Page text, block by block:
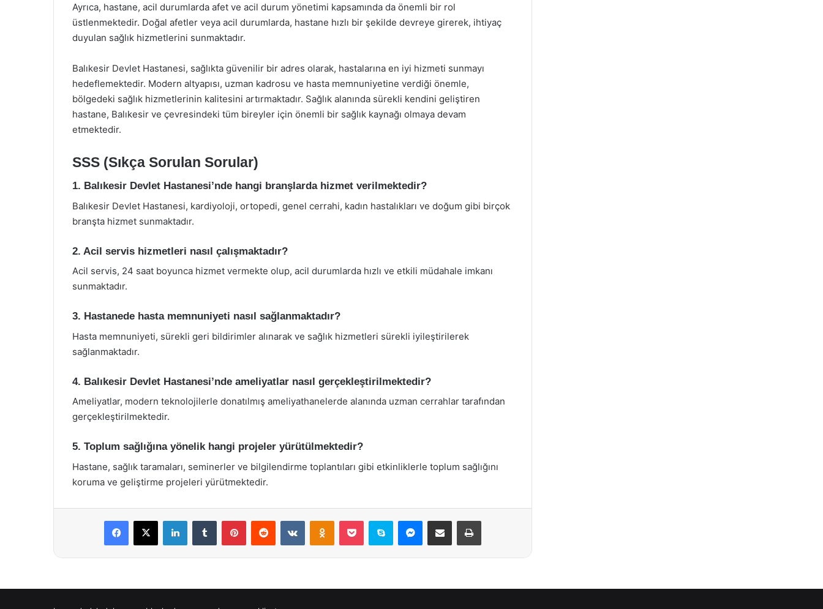
Ayrıca, hastane, acil durumlarda afet ve acil durum yönetimi kapsamında da önemli bir rol
üstlenmektedir. Doğal afetler veya acil durumlarda, hastane hızlı bir şekilde devreye girerek, ihtiyaç
duyulan sağlık hizmetlerini sunmaktadır.
Balıkesir Devlet Hastanesi, sağlıkta güvenilir bir adres olarak, hastalarına en iyi hizmeti sunmayı
hedeflemektedir. Modern altyapısı, uzman kadrosu ve hasta memnuniyetine verdiği önemle,
bölgedeki sağlık hizmetlerinin kalitesini artırmaktadır. Sağlık alanında sürekli kendini geliştiren
hastane, Balıkesir ve çevresindeki tüm bireyler için önemli bir sağlık kaynağı olmaya devam
etmektedir.
SSS (Sıkça Sorulan Sorular)
1. Balıkesir Devlet Hastanesi’nde hangi branşlarda hizmet verilmektedir?
Balıkesir Devlet Hastanesi, kardiyoloji, ortopedi, genel cerrahi, kadın hastalıkları ve doğum gibi birçok
branşta hizmet sunmaktadır.
2. Acil servis hizmetleri nasıl çalışmaktadır?
Acil servis, 24 saat boyunca hizmet vermekte olup, acil durumlarda hızlı ve etkili müdahale imkanı
sunmaktadır.
3. Hastanede hasta memnuniyeti nasıl sağlanmaktadır?
Hasta memnuniyeti, sürekli geri bildirimler alınarak ve sağlık hizmetleri sürekli iyileştirilerek
sağlanmaktadır.
4. Balıkesir Devlet Hastanesi’nde ameliyatlar nasıl gerçekleştirilmektedir?
Ameliyatlar, modern teknolojilerle donatılmış ameliyathanelerde alanında uzman cerrahlar tarafından
gerçekleştirilmektedir.
5. Toplum sağlığına yönelik hangi projeler yürütülmektedir?
Hastane, sağlık taramaları, seminerler ve bilgilendirme toplantıları gibi etkinliklerle toplum sağlığını
koruma ve geliştirme projeleri yürütmektedir.
Facebook
X LinkedInTumblr PinterestReddit VKontakteOdnoklassniki
Pocket Skype Messenger
E-Posta ile paylaş Yazdır